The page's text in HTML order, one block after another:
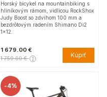
Horský bicykel na mountainbiking s
hliníkovým rámom, vidlicou RockShox
Judy Boost so zdvihom 100 mm a
bezdrôtovým radením Shimano Di2
1x12.
1 679.00 €
1 759.00 € Kúpiť
-4%